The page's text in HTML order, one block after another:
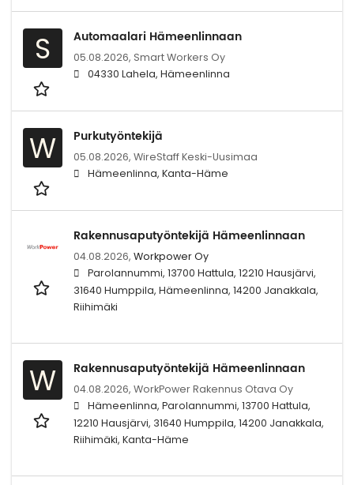
S Automaalari Hämeenlinnaan
05.08.2026, Smart Workers Oy
04330 Lahela, Hämeenlinna
W Purkutyöntekijä
05.08.2026, WireStaff Keski-Uusimaa
Hämeenlinna, Kanta-Häme
Rakennusaputyöntekijä Hämeenlinnaan
04.08.2026, Workpower Oy
Parolannummi, 13700 Hattula, 12210 Hausjärvi,
31640 Humppila, Hämeenlinna, 14200 Janakkala,
Riihimäki
W Rakennusaputyöntekijä Hämeenlinnaan
04.08.2026, WorkPower Rakennus Otava Oy
Hämeenlinna, Parolannummi, 13700 Hattula,
12210 Hausjärvi, 31640 Humppila, 14200 Janakkala,
Riihimäki, Kanta-Häme